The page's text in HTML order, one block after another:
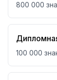
800 000
100 000